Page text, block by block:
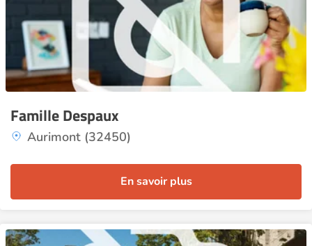
Famille Despaux
Aurimont (32450)
En savoir plus